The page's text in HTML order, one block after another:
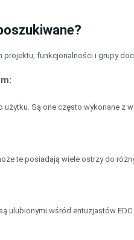
projektu, funkcjonalności i grupy
:
użytku. Są one często wykonane z
te posiadają wiele ostrzy do
są ulubionymi wśród entuzjastów